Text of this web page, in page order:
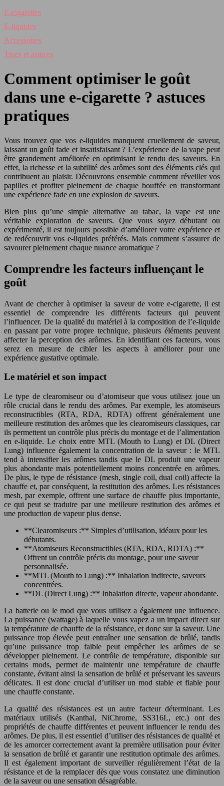
E-cigarettes
E-liquides
Accessoires
Trucs et astuces
Comment optimiser le goût
dans une e-cigarette ? astuces
pratiques
Vous trouvez que vos e-liquides manquent cruellement de saveur,
laissant un goût fade et insatisfaisant ? L’expérience de la vape peut
être grandement améliorée en optimisant le rendu des saveurs. En
effet, la richesse et la subtilité des arômes sont des éléments clés qui
contribuent au plaisir. Découvrons ensemble comment réveiller vos
papilles et profiter pleinement de chaque bouffée en transformant
une expérience fade en une explosion de saveurs.
Bien plus qu’une simple alternative au tabac, la vape est une
véritable exploration de saveurs. Que vous soyez débutant ou
expérimenté, il est toujours possible d’améliorer votre expérience et
de redécouvrir vos e-liquides préférés. Mais comment s’assurer de
savourer pleinement chaque nuance aromatique ?
Comprendre les facteurs influençant le
goût
Avant de chercher à optimiser la saveur de votre e-cigarette, il est
essentiel de comprendre les différents facteurs qui peuvent
l’influencer. De la qualité du matériel à la composition de l’e-liquide
en passant par votre propre technique, plusieurs éléments peuvent
affecter la perception des arômes. En identifiant ces facteurs, vous
serez en mesure de cibler les aspects à améliorer pour une
expérience gustative optimale.
Le matériel et son impact
Le type de clearomiseur ou d’atomiseur que vous utilisez joue un
rôle crucial dans le rendu des arômes. Par exemple, les atomiseurs
reconstructibles (RTA, RDA, RDTA) offrent généralement une
meilleure restitution des arômes que les clearomiseurs classiques, car
ils permettent un contrôle plus précis du montage et de l’alimentation
en e-liquide. Le choix entre MTL (Mouth to Lung) et DL (Direct
Lung) influence également la concentration de la saveur : le MTL
tend à intensifier les arômes tandis que le DL produit une vapeur
plus abondante mais potentiellement moins concentrée en arômes.
De plus, le type de résistance (mesh, single coil, dual coil) affecte la
chauffe et, par conséquent, la restitution des arômes. Les résistances
mesh, par exemple, offrent une surface de chauffe plus importante,
ce qui peut se traduire par une meilleure restitution des arômes et
une production de vapeur plus dense.
**Clearomiseurs :** Simples d’utilisation, idéaux pour les
débutants.
**Atomiseurs Reconstructibles (RTA, RDA, RDTA) :**
Offrent un contrôle précis du montage, pour une saveur
personnalisée.
**MTL (Mouth to Lung) :** Inhalation indirecte, saveurs
concentrées.
**DL (Direct Lung) :** Inhalation directe, vapeur abondante.
La batterie ou le mod que vous utilisez a également une influence.
La puissance (wattage) à laquelle vous vapez a un impact direct sur
la température de chauffe de la résistance, et donc sur la saveur. Une
puissance trop élevée peut entraîner une sensation de brûlé, tandis
qu’une puissance trop faible peut empêcher les arômes de se
développer pleinement. Le contrôle de température, disponible sur
certains mods, permet de maintenir une température de chauffe
constante, évitant ainsi la sensation de brûlé et préservant les saveurs
délicates. Il est donc crucial d’utiliser un mod stable et fiable pour
une chauffe constante.
La qualité des résistances est un autre facteur déterminant. Les
matériaux utilisés (Kanthal, NiChrome, SS316L, etc.) ont des
propriétés de chauffe différentes et peuvent influencer le rendu des
arômes. De plus, il est essentiel d’utiliser des résistances de qualité et
de les amorcer correctement avant la première utilisation pour éviter
la sensation de brûlé et garantir une restitution optimale des arômes.
Il est également important de surveiller régulièrement l’état de la
résistance et de la remplacer dès que vous constatez une diminution
de la saveur ou une sensation désagréable.